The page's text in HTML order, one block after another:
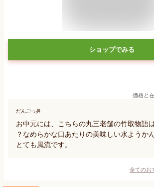
ショップでみる
価格と
だんごっ鼻
お中元には、こちらの丸三老舗の竹取物語
？なめらかな口あたりの美味しい水ようか
とても風流です。
全てのお